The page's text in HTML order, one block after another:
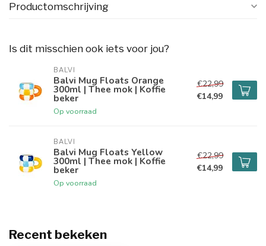
Productomschrijving
Is dit misschien ook iets voor jou?
BALVI
Balvi Mug Floats Orange
300ml | Thee mok | Koffie
beker
Op voorraad
€22,99
€14,99
BALVI
Balvi Mug Floats Yellow
300ml | Thee mok | Koffie
beker
Op voorraad
€22,99
€14,99
Recent bekeken